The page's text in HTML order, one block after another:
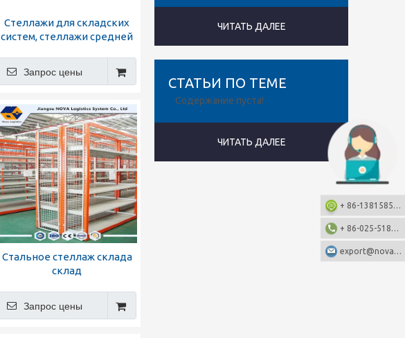
Стеллажи для складских
систем, стеллажи средней
Запрос цены
Стальное стеллаж склада
склад
Запрос цены
ЧИТАТЬ ДАЛЕЕ
СТАТЬИ ПО ТЕМЕ
Содержание пуста!
ЧИТАТЬ ДАЛЕЕ